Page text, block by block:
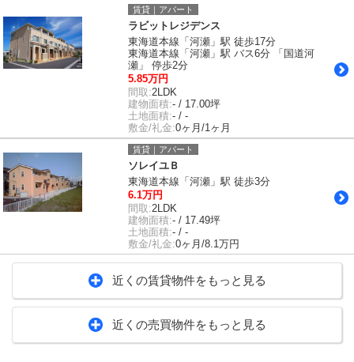
賃貸｜アパート
ラビットレジデンス
東海道本線「河瀬」駅 徒歩17分
東海道本線「河瀬」駅 バス6分 「国道河
瀬」 停歩2分
5.85万円
間取:2LDK
建物面積:- / 17.00坪
土地面積:- / -
敷金/礼金:0ヶ月/1ヶ月
賃貸｜アパート
ソレイユＢ
東海道本線「河瀬」駅 徒歩3分
6.1万円
間取:2LDK
建物面積:- / 17.49坪
土地面積:- / -
敷金/礼金:0ヶ月/8.1万円
近くの賃貸物件をもっと見る
近くの売買物件をもっと見る